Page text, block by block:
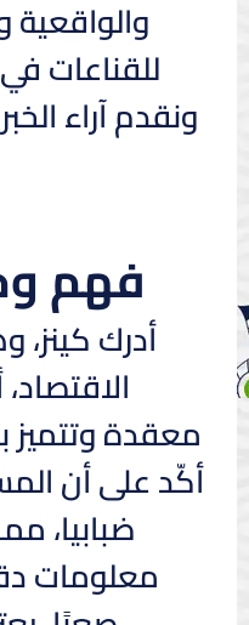
والواقعية
للقناعات
ونقدم آراء
فهم
أدرك
معقدة وتتميز
أكّد على أن
ضبابيا،
معلومات